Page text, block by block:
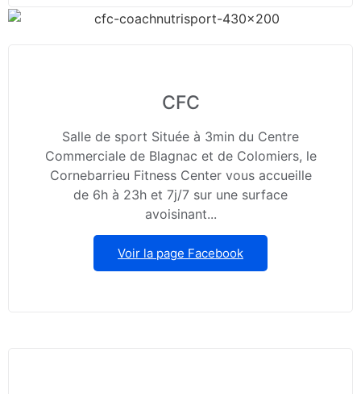
CFC
Salle de sport Située à 3min du Centre
Commerciale de Blagnac et de Colomiers, le
Cornebarrieu Fitness Center vous accueille
de 6h à 23h et 7j/7 sur une surface
avoisinant...
Voir la page Facebook